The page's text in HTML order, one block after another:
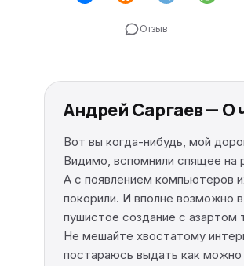
Отзыв
Андрей Саргаев — О
Вот вы когда-нибудь, мой
Видимо, вспомнили спящее на
А с появлением компьютеров
покорили. И вполне возможно
пушистое создание с
Не мешайте хвостатому
постараюсь выдать как можно